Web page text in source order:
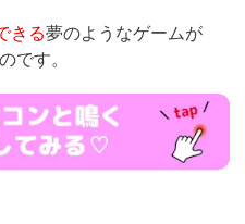
きる夢のようなゲームが
です。